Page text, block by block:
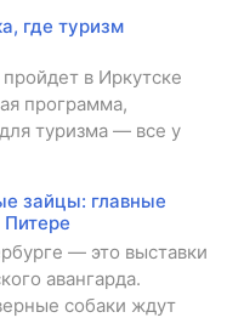
где туризм
в Иркутске
программа,
туризма — все у
зайцы: главные
— это выставки
авангарда.
собаки ждут